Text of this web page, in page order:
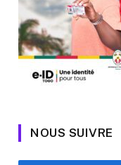
NOUS SUIVRE